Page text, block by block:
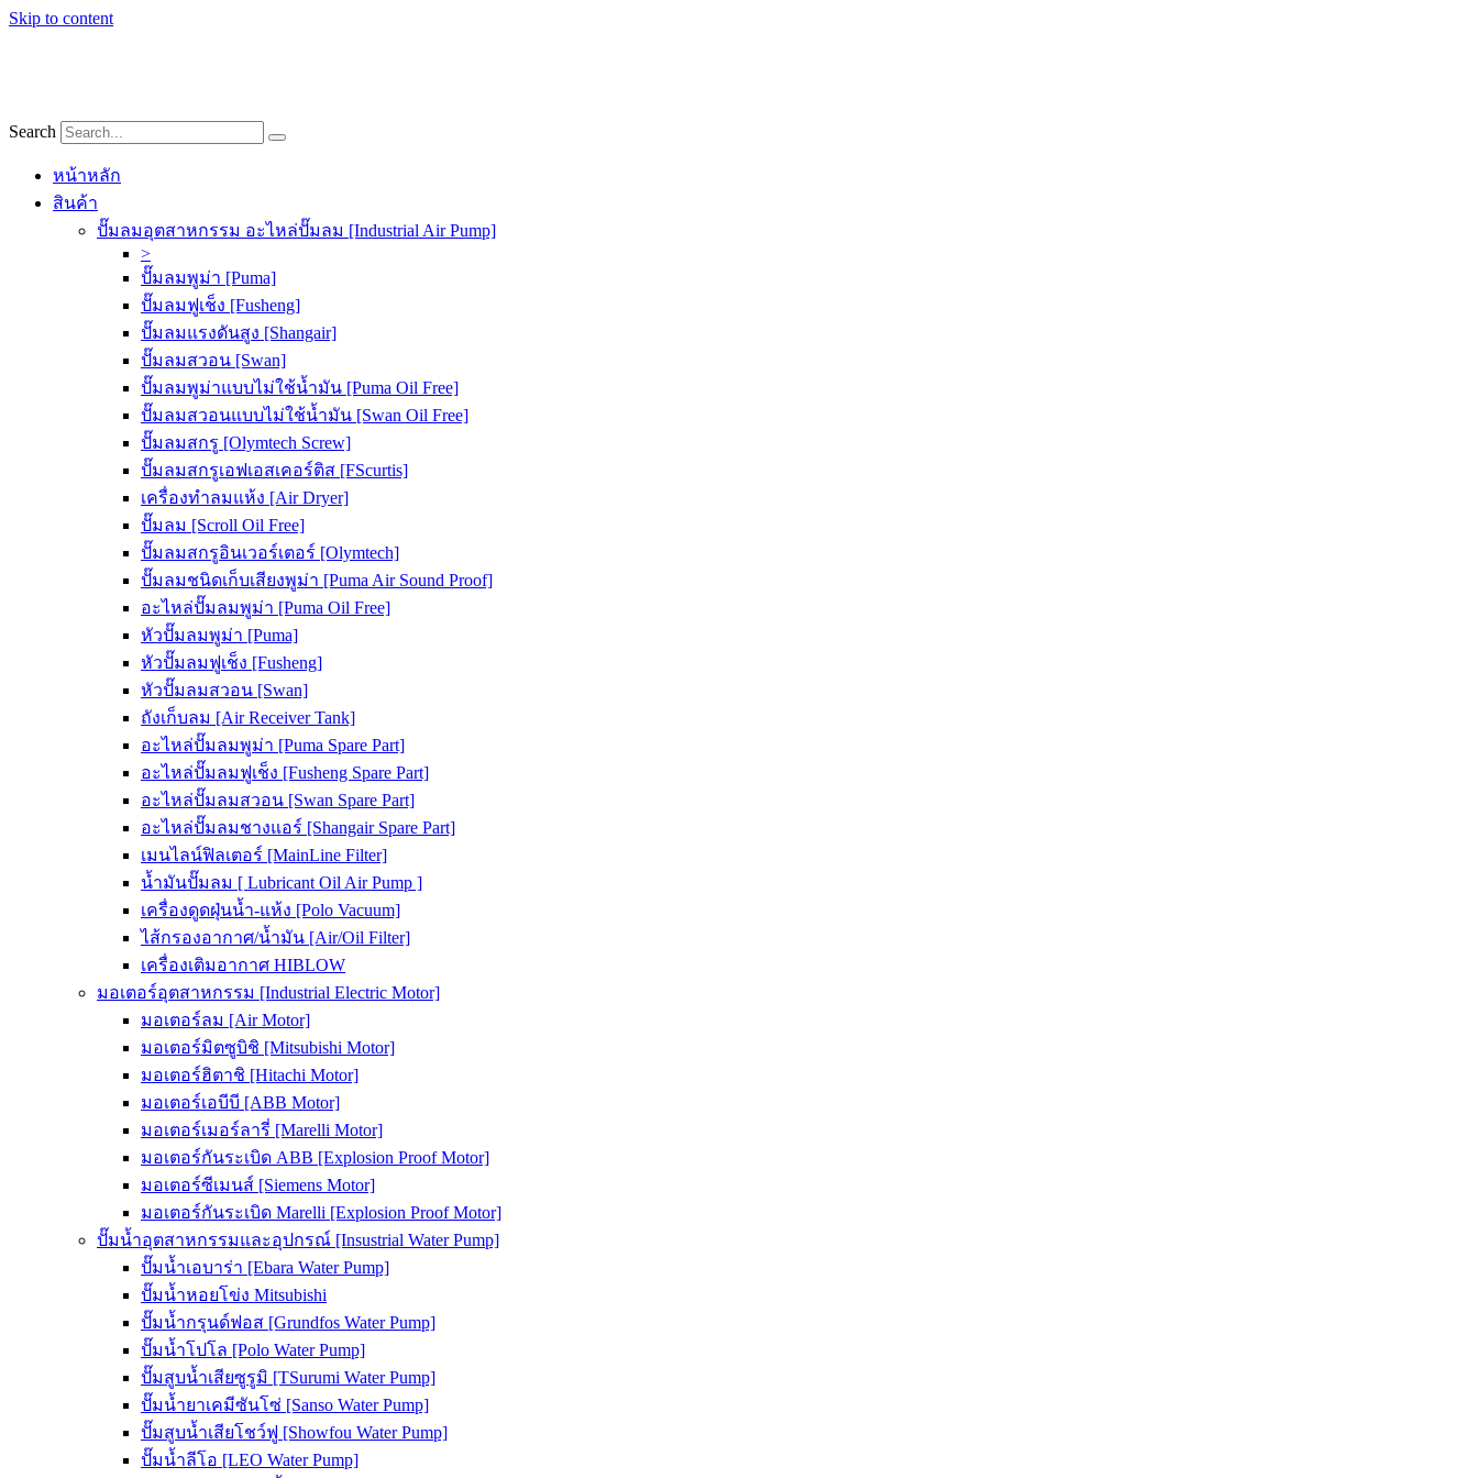
Skip to content
Search
หน้าหลัก
สินค้า
ปั๊มลมอุตสาหกรรม อะไหล่ปั๊มลม [Industrial Air Pump]
>
ปั๊มลมพูม่า [Puma]
ปั๊มลมฟูเช็ง [Fusheng]
ปั๊มลมแรงดันสูง [Shangair]
ปั๊มลมสวอน [Swan]
ปั๊มลมพูม่าแบบไม่ใช้น้ำมัน [Puma Oil Free]
ปั๊มลมสวอนแบบไม่ใช้น้ำมัน [Swan Oil Free]
ปั๊มลมสกรู [Olymtech Screw]
ปั๊มลมสกรูเอฟเอสเคอร์ติส [FScurtis]
เครื่องทำลมแห้ง [Air Dryer]
ปั๊มลม [Scroll Oil Free]
ปั๊มลมสกรูอินเวอร์เตอร์ [Olymtech]
ปั๊มลมชนิดเก็บเสียงพูม่า [Puma Air Sound Proof]
อะไหล่ปั๊มลมพูม่า [Puma Oil Free]
หัวปั๊มลมพูม่า [Puma]
หัวปั๊มลมฟูเช็ง [Fusheng]
หัวปั๊มลมสวอน [Swan]
ถังเก็บลม [Air Receiver Tank]
อะไหล่ปั๊มลมพูม่า [Puma Spare Part]
อะไหล่ปั๊มลมฟูเช็ง [Fusheng Spare Part]
อะไหล่ปั๊มลมสวอน [Swan Spare Part]
อะไหล่ปั๊มลมชางแอร์ [Shangair Spare Part]
เมนไลน์ฟิลเตอร์ [MainLine Filter]
น้ำมันปั๊มลม [ Lubricant Oil Air Pump ]
เครื่องดูดฝุ่นน้ำ-แห้ง [Polo Vacuum]
ไส้กรองอากาศ/น้ำมัน [Air/Oil Filter]
เครื่องเติมอากาศ HIBLOW
มอเตอร์อุตสาหกรรม [Industrial Electric Motor]
มอเตอร์ลม [Air Motor]
มอเตอร์มิตซูบิชิ [Mitsubishi Motor]
มอเตอร์ฮิตาชิ [Hitachi Motor]
มอเตอร์เอบีบี [ABB Motor]
มอเตอร์เมอร์ลารี่ [Marelli Motor]
มอเตอร์กันระเบิด ABB [Explosion Proof Motor]
มอเตอร์ซีเมนส์ [Siemens Motor]
มอเตอร์กันระเบิด Marelli [Explosion Proof Motor]
ปั๊มน้ำอุตสาหกรรมและอุปกรณ์ [Insustrial Water Pump]
ปั๊มน้ำเอบาร่า [Ebara Water Pump]
ปั๊มน้ำหอยโข่ง Mitsubishi
ปั๊มน้ำกรุนด์ฟอส [Grundfos Water Pump]
ปั๊มน้ำโปโล [Polo Water Pump]
ปั๊มสูบน้ำเสียซูรูมิ [TSurumi Water Pump]
ปั๊มน้ำยาเคมีซันโซ่ [Sanso Water Pump]
ปั๊มสูบน้ำเสียโชว์ฟู [Showfou Water Pump]
ปั๊มน้ำลีโอ [LEO Water Pump]